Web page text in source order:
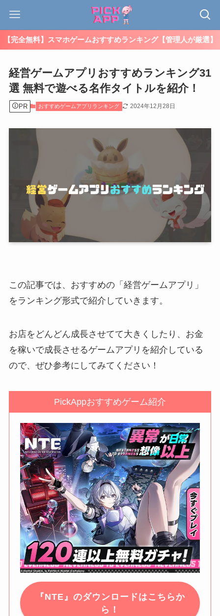
【完全無料】スマホゲームおすすめランキング【管理人が厳選】
経営ゲームアプリおすすめランキング31
選 無料で遊べる名作タイトルを紹介！
PR おすすめゲームアプリランキング 2024年12月28日
この記事では、おすすめの「経営ゲームアプリ」
をランキング形式で紹介していきます。
お店をどんどん成長させてて大きくしたり、お金
を稼いで成長させるゲームアプリを紹介している
ので、ぜひ参考にしてみてください！
PickAppおすすめゲーム紹介
『NTE』のダウンロードはこちらか
ら！